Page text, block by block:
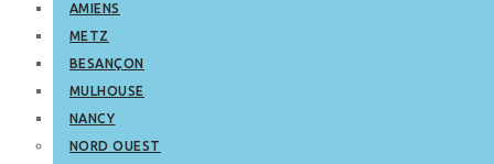
AMIENS
METZ
BESANÇON
MULHOUSE
NANCY
NORD OUEST